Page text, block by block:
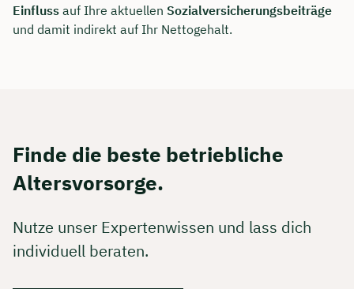
Einfluss auf Ihre aktuellen Sozialversicherungsbeiträge
und damit indirekt auf Ihr Nettogehalt.
Finde die beste betriebliche
Altersvorsorge.
Nutze unser Expertenwissen und lass dich
individuell beraten.